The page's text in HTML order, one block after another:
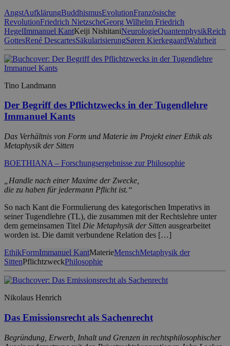
AngstAufklärungBuddhismusEvolutionFranzösische
RevolutionFriedrich NietzscheGeorg Wilhelm Friedrich
HegelImmanuel KantKeiji NishitaniNeurologieQuantenphysikReich
GottesRené DescartesSäkularisierungSøren KierkegaardWahrheit
Tino Landmann
Der Begriff des Pflichtzwecks in der Tugendlehre
Immanuel Kants
Das Verhältnis von Form und Materie im Projekt einer Ethik als
Metaphysik der Sitten
BOETHIANA – Forschungsergebnisse zur Philosophie
„Handle nach einer Maxime der Zwecke,
die zu haben für jedermann Pflicht ist.“
So nach Kant die Formulierung des kategorischen Imperativs in
seiner Tugendlehre (TL), die zusammen mit der Rechtslehre unter
dem gemeinsamen Titel Die Metaphysik der Sitten ausgearbeitet
worden ist. Die damit verbundene Relation des […]
EthikFormImmanuel KantMaterieMenschMetaphysik der
SittenPflichtzweckPhilosophie
Nikolaus Henrich
Das Emissionsrecht als Sachenrecht
Begründung, Erwerb, Inhalt und Grenzen in rechtsphilosophischer